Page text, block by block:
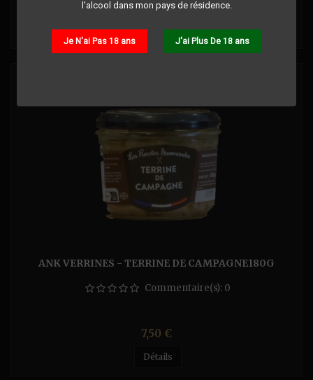
l'alcool dans mon pays de résidence.
Je N'ai Pas 18 ans J'ai Plus De 18 ans
Prix
5,00 €
Détails
ANK VERRINES - TERRINE DE CAMPAGNE180G
Commentaire(s): 0
Prix
7,50 €
Détails